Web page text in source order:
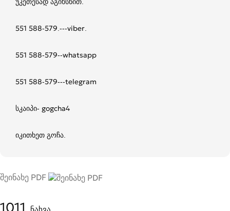
551 588-579.---viber.
551 588-579--whatsapp
551 588-579---telegram
სკაიპი- gogcha4
იკითხეთ გოჩა.
შეინახე PDF
1011